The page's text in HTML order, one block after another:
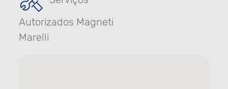
Autorizados Magneti
Marelli